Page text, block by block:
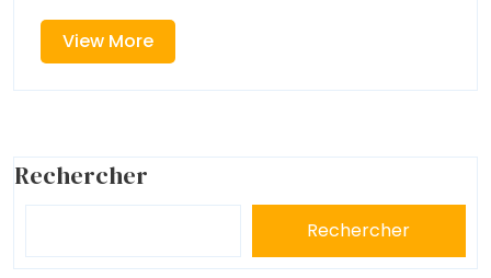
View MoreView
More
Rechercher
Rechercher